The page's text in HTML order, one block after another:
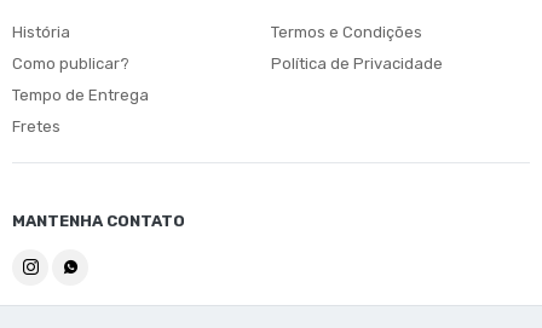
História
Como publicar?
Tempo de Entrega
Fretes
Termos e Condições
Política de Privacidade
MANTENHA CONTATO